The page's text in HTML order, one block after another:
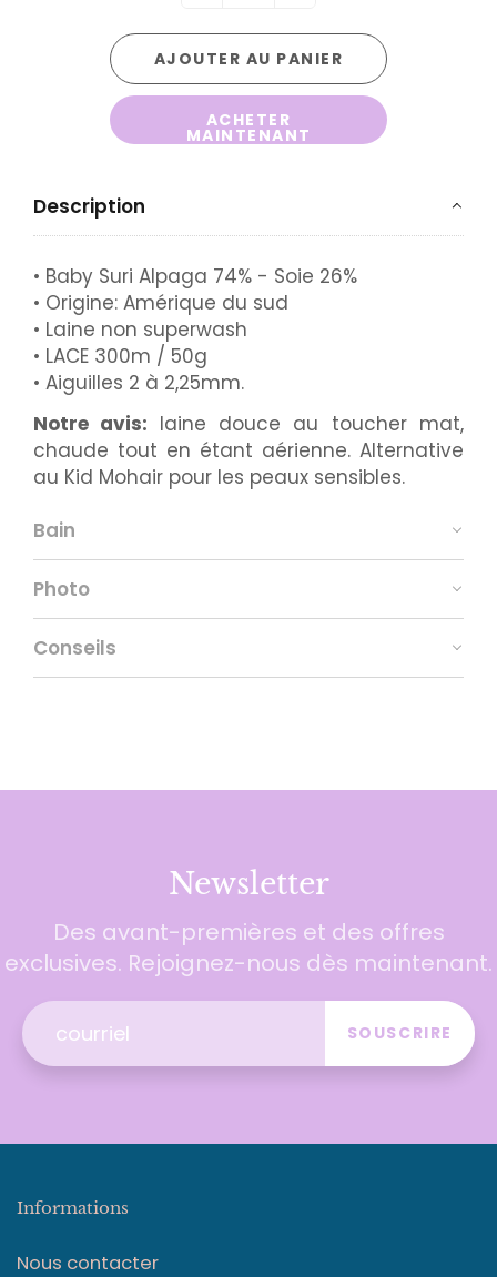
AJOUTER AU PANIER
ACHETER
MAINTENANT
Description
• Baby Suri Alpaga 74% - Soie 26%
• Origine: Amérique du sud
• Laine non superwash
• LACE 300m / 50g
• Aiguilles 2 à 2,25mm.
Notre avis: laine douce au toucher mat,
chaude tout en étant aérienne. Alternative
au Kid Mohair pour les peaux sensibles.
Bain
Photo
Conseils
Newsletter
Des avant-premières et des offres
exclusives. Rejoignez-nous dès maintenant.
SOUSCRIRE
Informations
Nous contacter